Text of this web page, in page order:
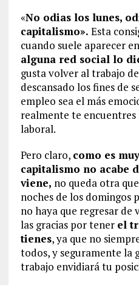
«No odias los lunes,
capitalismo». Esta
cuando suele aparecer en
alguna red social lo
gusta volver al trabajo
descansado los fines de
empleo sea el más
realmente te
laboral.
Pero claro, como es
capitalismo no acabe
viene, no queda otra
noches de los domingos
no haya que regresar de
las gracias por tener el
tienes, ya que no
todos, y seguramente la
trabajo envidiará tu